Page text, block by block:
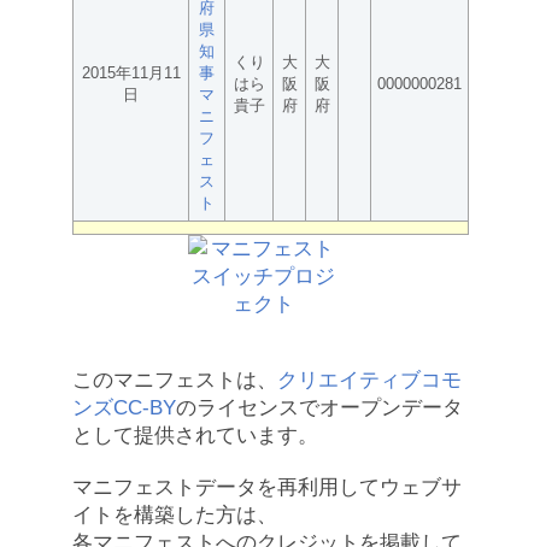
2015年11月11
日
府
県
知
事
マ
ニ
フ
ェ
ス
ト
くり
はら
貴子
大
阪
府
大
阪
府
0000000281
このマニフェストは、
クリエイティブコモ
ンズCC-BYのライセンスでオープンデータ
として提供されています。
マニフェストデータを再利用してウェブサ
イトを構築した方は、